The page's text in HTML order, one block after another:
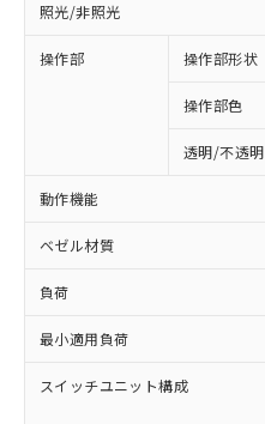
照光/非照光
操作部 操作部形状
操作部色
透明/不透明
動作機能
ベゼル材質
負荷
最小適用負荷
スイッチユニット構成